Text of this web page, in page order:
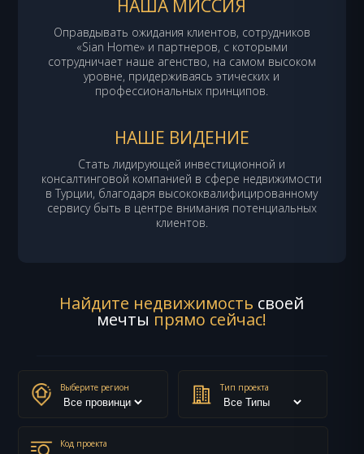
НАША МИССИЯ
Оправдывать ожидания клиентов, сотрудников
«Sian Home» и партнеров, с которыми
сотрудничает наше агенство, на самом высоком
уровне, придерживаясь этических и
профессиональных принципов.
НАШЕ ВИДЕНИЕ
Стать лидирующей инвестиционной и
консалтинговой компанией в сфере недвижимости
в Турции, благодаря высококвалифицированному
сервису быть в центре внимания потенциальных
клиентов.
Найдите недвижимость своей
мечтыпрямо сейчас!
Выберите регион Тип проекта
Код проекта